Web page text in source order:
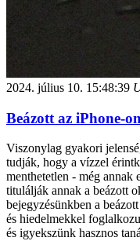
2024. július 10. 15:48:39
Beázott az iPhone-
Viszonylag gyakori
tudják, hogy a vízzel
menthetetlen - még annak
titulálják annak a beázott
bejegyzésünkben a
és hiedelmekkel
és igyekszünk hasznos